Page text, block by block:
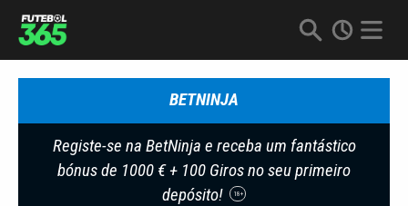
BETNINJA
Registe-se na BetNinja e receba um fantástico
bónus de 1000 € + 100 Giros no seu primeiro
depósito!
18+